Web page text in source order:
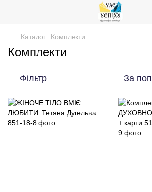
Каталог Комплекти
Комплекти
Фільтр За